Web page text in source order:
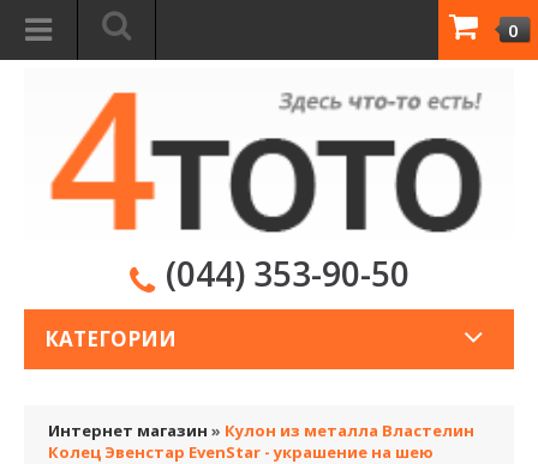
0
(044) 353-90-50
КАТЕГОРИИ
Интернет магазин » Кулон из металла Властелин
Колец Эвенстар EvenStar - украшение на шею